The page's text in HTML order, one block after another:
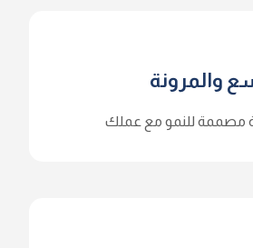
والمرونة
مصممة للنمو مع عملك